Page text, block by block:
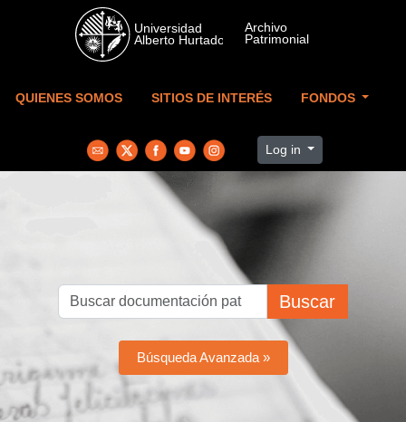
Skip to main content
QUIENES SOMOS SITIOS DE INTERÉS FONDOS
Log in
Buscar
Búsqueda Avanzada »